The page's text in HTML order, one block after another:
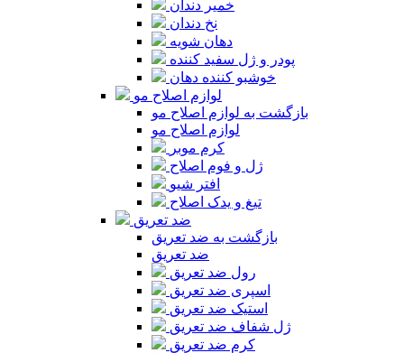
خمیر دندان
نخ دندان
دهان شویه
پودر و ژل سفید کننده
خوشبو کننده دهان
لوازم اصلاح مو
بازگشت به لوازم اصلاح مو
لوازم اصلاح مو
کرم موبر
ژل و فوم اصلاح
افتر شیو
تیغ و یدک اصلاح
ضد تعریق
بازگشت به ضد تعریق
ضد تعریق
رول ضد تعریق
اسپری ضد تعریق
استیک ضد تعریق
ژل شفاف ضد تعریق
کرم ضد تعریق